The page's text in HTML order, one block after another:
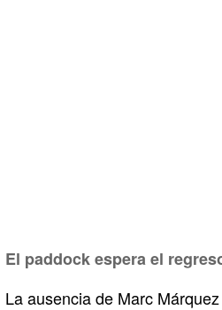
El paddock espera el
La ausencia de Marc